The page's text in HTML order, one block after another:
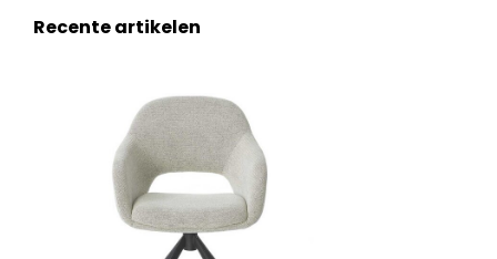
Recente artikelen